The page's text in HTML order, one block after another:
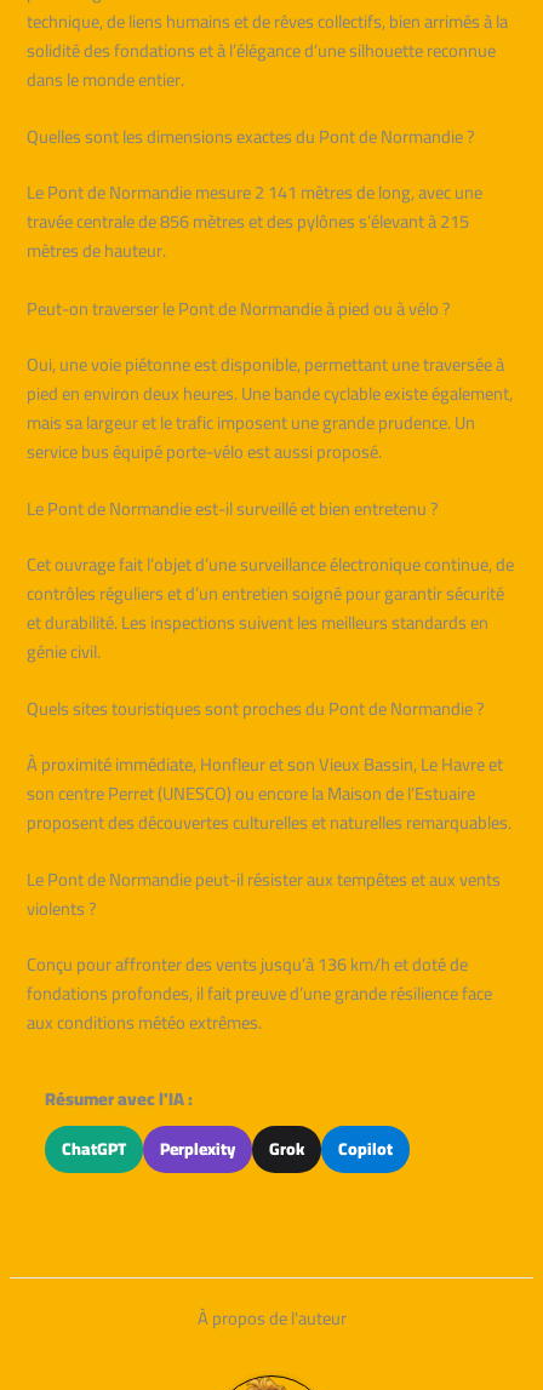
technique, de liens humains et de rêves collectifs, bien arrimés à la
solidité des fondations et à l’élégance d’une silhouette reconnue
dans le monde entier.
Quelles sont les dimensions exactes du Pont de Normandie ?
Le Pont de Normandie mesure 2 141 mètres de long, avec une
travée centrale de 856 mètres et des pylônes s’élevant à 215
mètres de hauteur.
Peut-on traverser le Pont de Normandie à pied ou à vélo ?
Oui, une voie piétonne est disponible, permettant une traversée à
pied en environ deux heures. Une bande cyclable existe également,
mais sa largeur et le trafic imposent une grande prudence. Un
service bus équipé porte-vélo est aussi proposé.
Le Pont de Normandie est-il surveillé et bien entretenu ?
Cet ouvrage fait l’objet d’une surveillance électronique continue, de
contrôles réguliers et d’un entretien soigné pour garantir sécurité
et durabilité. Les inspections suivent les meilleurs standards en
génie civil.
Quels sites touristiques sont proches du Pont de Normandie ?
À proximité immédiate, Honfleur et son Vieux Bassin, Le Havre et
son centre Perret (UNESCO) ou encore la Maison de l’Estuaire
proposent des découvertes culturelles et naturelles remarquables.
Le Pont de Normandie peut-il résister aux tempêtes et aux vents
violents ?
Conçu pour affronter des vents jusqu’à 136 km/h et doté de
fondations profondes, il fait preuve d’une grande résilience face
aux conditions météo extrêmes.
Résumer avec l'IA :
ChatGPT Perplexity Grok Copilot
À propos de l'auteur